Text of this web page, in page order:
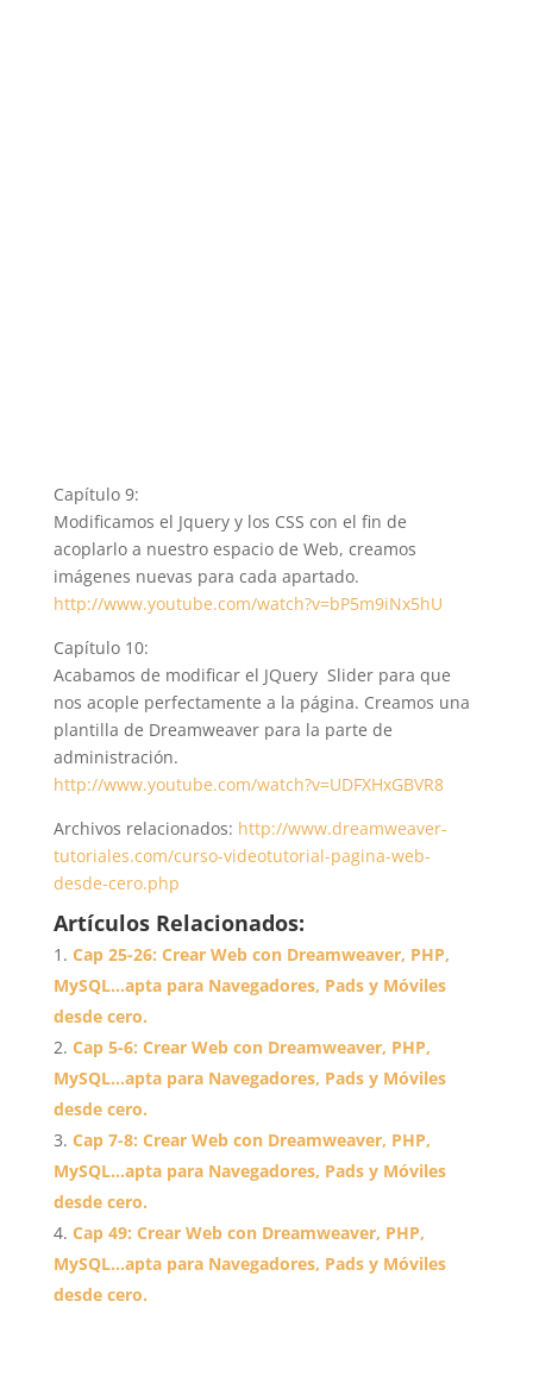
Capítulo 9:
Modificamos el Jquery y los CSS con el fin de
acoplarlo a nuestro espacio de Web, creamos
imágenes nuevas para cada apartado.
http://www.youtube.com/watch?v=bP5m9iNx5hU
Capítulo 10:
Acabamos de modificar el JQuery Slider para que
nos acople perfectamente a la página. Creamos una
plantilla de Dreamweaver para la parte de
administración.
http://www.youtube.com/watch?v=UDFXHxGBVR8
Archivos relacionados: http://www.dreamweaver-
tutoriales.com/curso-videotutorial-pagina-web-
desde-cero.php
Artículos Relacionados:
Cap 25-26: Crear Web con Dreamweaver, PHP,
MySQL…apta para Navegadores, Pads y Móviles
desde cero.
Cap 5-6: Crear Web con Dreamweaver, PHP,
MySQL…apta para Navegadores, Pads y Móviles
desde cero.
Cap 7-8: Crear Web con Dreamweaver, PHP,
MySQL…apta para Navegadores, Pads y Móviles
desde cero.
Cap 49: Crear Web con Dreamweaver, PHP,
MySQL…apta para Navegadores, Pads y Móviles
desde cero.